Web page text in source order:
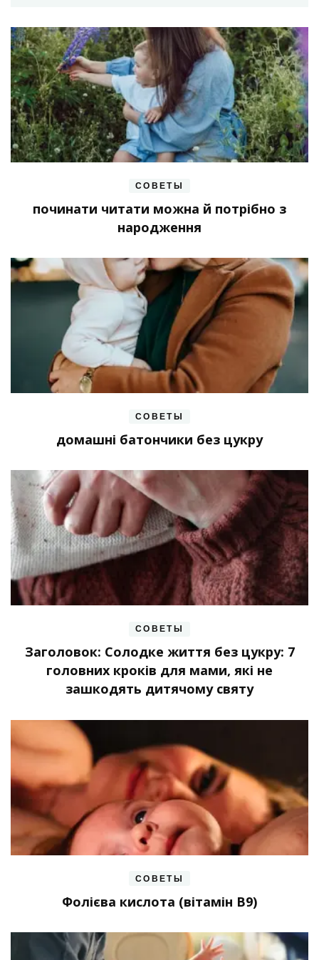
СОВЕТЫ
починати читати можна й потрібно з
народження
СОВЕТЫ
домашні батончики без цукру
СОВЕТЫ
Заголовок: Солодке життя без цукру: 7
головних кроків для мами, які не
зашкодять дитячому святу
СОВЕТЫ
Фолієва кислота (вітамін В9)